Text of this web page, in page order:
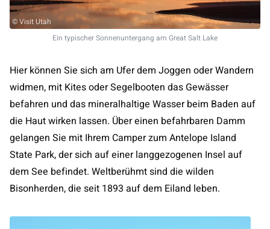
© Visit Utah
Ein typischer Sonnenuntergang am Great Salt Lake
Hier können Sie sich am Ufer dem Joggen oder Wandern
widmen, mit Kites oder Segelbooten das Gewässer
befahren und das mineralhaltige Wasser beim Baden auf
die Haut wirken lassen. Über einen befahrbaren Damm
gelangen Sie mit Ihrem Camper zum Antelope Island
State Park, der sich auf einer langgezogenen Insel auf
dem See befindet. Weltberühmt sind die wilden
Bisonherden, die seit 1893 auf dem Eiland leben.